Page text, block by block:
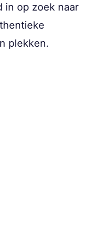
in op zoek naar
plekken.